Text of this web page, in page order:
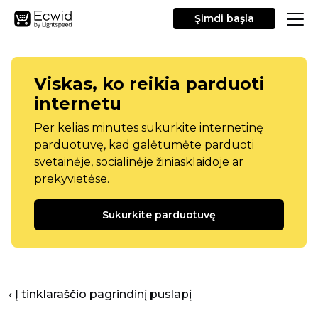
Şimdi başla
Viskas, ko reikia parduoti
internetu
Per kelias minutes sukurkite internetinę
parduotuvę, kad galėtumėte parduoti
svetainėje, socialinėje žiniasklaidoje ar
prekyvietėse.
Sukurkite parduotuvę
‹ Į tinklaraščio pagrindinį puslapį